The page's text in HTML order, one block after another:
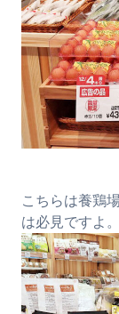
こちらは養鶏
は必見ですよ。